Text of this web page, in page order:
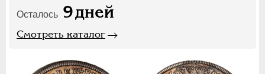
Осталось 9дней
Смотреть каталог